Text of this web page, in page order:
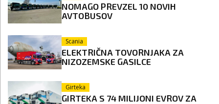
NOMAGO PREVZEL 10 NOVIH
AVTOBUSOV
Scania
ELEKTRIČNA TOVORNJAKA ZA
NIZOZEMSKE GASILCE
Girteka
GIRTEKA S 74 MILIJONI EVROV ZA